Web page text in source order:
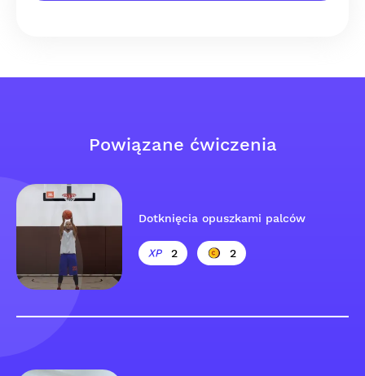
Powiązane ćwiczenia
Dotknięcia opuszkami palców
2 2